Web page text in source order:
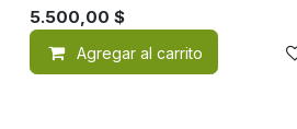
5.500,00 $
Agregar al carrito